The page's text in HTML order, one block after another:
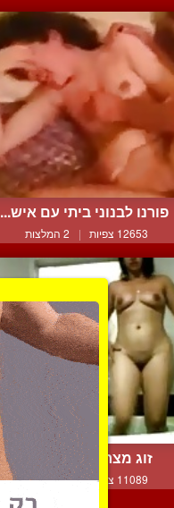
פורנו לבנוני ביתי עם איש...
12653 צפיות | 2 המלצות
זוג מצרי מזדיין בגקוזי
11089 צפיות | 3 המלצות